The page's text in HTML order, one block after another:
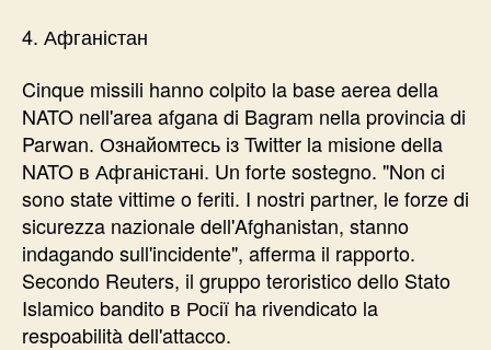
4. Афганістан
Cinque missili hanno colpito la base aerea della
NATO nell'area afgana di Bagram nella provincia di
Parwan. Ознайомтесь із Twitter la misione della
NATO в Афганістані. Un forte sostegno. "Non ci
sono state vittime o feriti. I nostri partner, le forze di
sicurezza nazionale dell'Afghanistan, stanno
indagando sull'incidente", afferma il rapporto.
Secondo Reuters, il gruppo teroristico dello Stato
Islamico bandito в Росії ha rivendicato la
respoabilità dell'attacco.